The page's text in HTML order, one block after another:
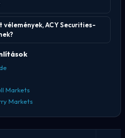
ACY Securities-
Markets
Markets